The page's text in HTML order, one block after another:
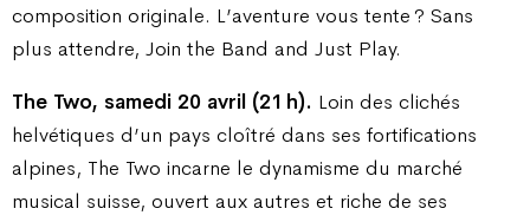
composition originale. L’aventure vous tente ? Sans
plus attendre, Join the Band and Just Play.
The Two, samedi 20 avril (21 h). Loin des clichés
helvétiques d’un pays cloîtré dans ses fortifications
alpines, The Two incarne le dynamisme du marché
musical suisse, ouvert aux autres et riche de ses